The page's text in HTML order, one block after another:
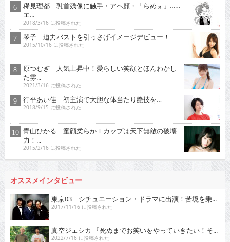
稀見理都 乳首残像に触手・アヘ顔・「らめぇ」……
エ...
2018/3/16 に投稿された
琴子 迫力バストを引っさげイメージデビュー！
2015/10/16 に投稿された
原つむぎ 人気上昇中！愛らしい笑顔とほんわかし
た雰...
2021/3/16 に投稿された
行平あい佳 初主演で大胆な体当たり艶技を…
2018/9/15 に投稿された
青山ひかる 童顔柔らかＩカップは天下無敵の破壊
力！...
2015/2/16 に投稿された
オススメインタビュー
東京03 シチュエーション・ドラマに出演！苦境を乗...
2017/11/16 に投稿された
真空ジェシカ 『死ぬまでお笑いをやっていきたい！そ...
2022/7/16 に投稿された